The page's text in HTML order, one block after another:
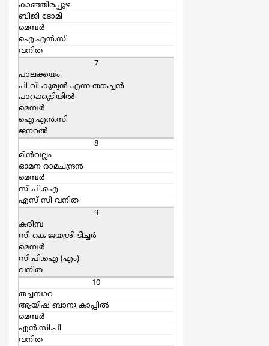
കാഞ്ഞിരപ്പുഴ
ബിജി ടോമി
മെമ്പര്‍
ഐ.എന്‍.സി
വനിത
7
പാലക്കയം
പി വി കുര്യന്‍ എന്ന തങ്കച്ചന്‍
പാറക്കുടിയില്‍
മെമ്പര്‍
ഐ.എന്‍.സി
ജനറല്‍
8
മീൻവല്ലം
ഓമന രാമചന്ദ്രന്‍
മെമ്പര്‍
സി.പി.ഐ
എസ്‌ സി വനിത
9
കരിമ്പ
സി കെ ജയശ്രീ ടീച്ചര്‍
മെമ്പര്‍
സി.പി.ഐ (എം)
വനിത
10
തച്ചമ്പാറ
ആയിഷ ബാനു കാപ്പില്‍
മെമ്പര്‍
എന്‍.സി.പി
വനിത